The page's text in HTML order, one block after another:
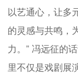
以艺通心，让多
的灵感与共鸣，
力。” 冯远征的
里不仅是戏剧展